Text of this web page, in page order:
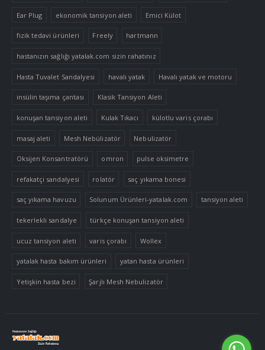
Ear Plug ekonomik tansiyon aleti Emici Külot
fizik tedavi ürünleri Freely hartmann
hastanızın sağlığı yatalak.com sizin rahatınız
Hasta Tuvalet Sandalyesi havalı yatak Havalı yatak ve motoru
insülin taşıma çantası Klasik Tansiyon Aleti
konuşan tansiyon aleti Kulak Tıkacı külotlu varis çorabı
masaj aleti Mesh Nebülizatör Nebulizatör
Oksijen Konsantratörü omron pulse oksimetre
refakatçi sandalyesi rolatör saç yıkama bonesi
saç yıkama havuzu Solunum Ürünleri-yatalak.com tansiyon aleti
tekerlekli sandalye türkçe konuşan tansiyon aleti
ucuz tansiyon aleti varis çorabı Wollex
yatalak hasta bakım ürünleri yatan hasta ürünleri
Yetişkin hasta bezi Şarjlı Mesh Nebulizatör